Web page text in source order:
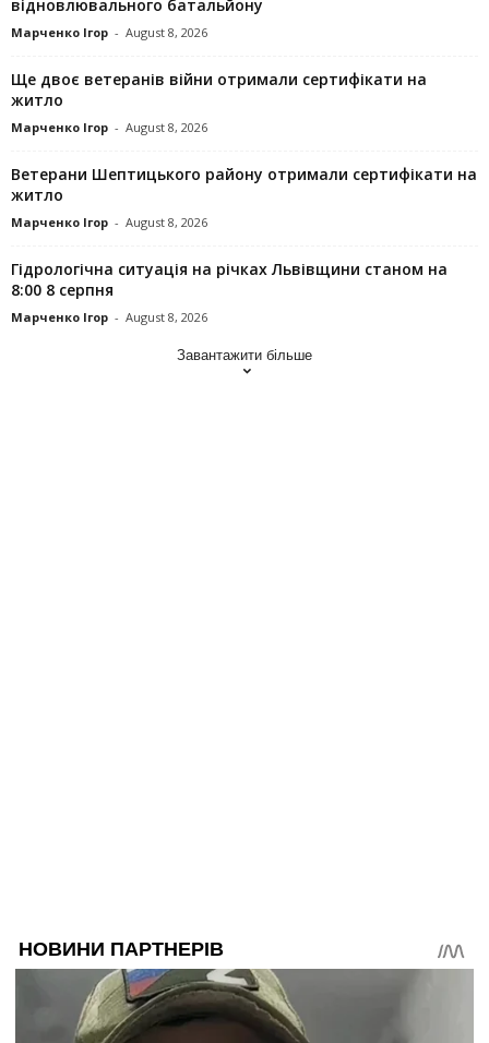
відновлювального батальйону
Марченко Ігор - August 8, 2026
Ще двоє ветеранів війни отримали сертифікати на
житло
Марченко Ігор - August 8, 2026
Ветерани Шептицького району отримали сертифікати на
житло
Марченко Ігор - August 8, 2026
Гідрологічна ситуація на річках Львівщини станом на
8:00 8 серпня
Марченко Ігор - August 8, 2026
Завантажити більше